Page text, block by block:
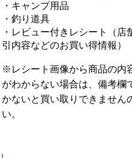
・キャンプ用品
・釣り道具
・レビュー付きレシート（
引内容などのお買い得情報）
※レシート画像から商品の内
がわからない場合は、備考欄
かないと買い取りできません
い。